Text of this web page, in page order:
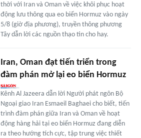
thời với Iran và Oman về việc khôi phục hoạt
động lưu thông qua eo biển Hormuz vào ngày
5/8 (giờ địa phương), truyền thông phương
Tây dẫn lời các nguồn thạo tin cho hay.
Iran, Oman đạt tiến triển trong
đàm phán mở lại eo biển Hormuz
Kênh Al Jazeera dẫn lời Người phát ngôn Bộ
Ngoại giao Iran Esmaeil Baghaei cho biết, tiến
trình đàm phán giữa Iran và Oman về hoạt
động hàng hải tại eo biển Hormuz đang diễn
ra theo hướng tích cực, tập trung việc thiết